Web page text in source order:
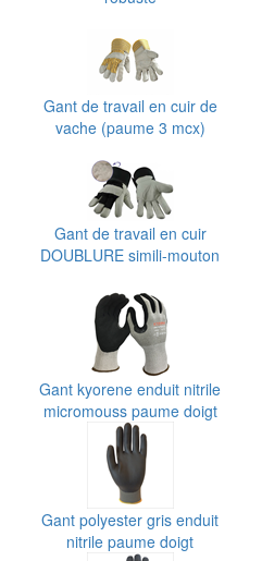
Gant de travail en cuir de
vache (paume 3 mcx)
Gant de travail en cuir
DOUBLURE simili-mouton
Gant kyorene enduit nitrile
micromouss paume doigt
Gant polyester gris enduit
nitrile paume doigt